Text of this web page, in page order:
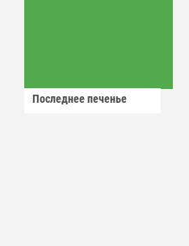
Последнее печенье